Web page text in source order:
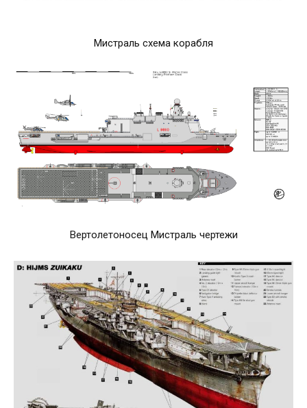
Мистраль схема корабля
Вертолетоносец Мистраль чертежи